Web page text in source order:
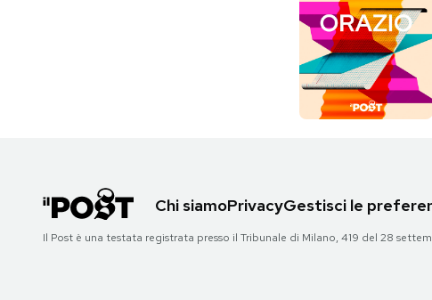
Chi siamoPrivacyGestisci le
Il Post è una testata registrata presso il Tribunale di Milano, 419 del 28